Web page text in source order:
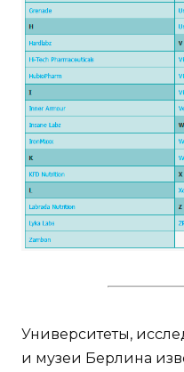
Университеты,
и музеи Берлина